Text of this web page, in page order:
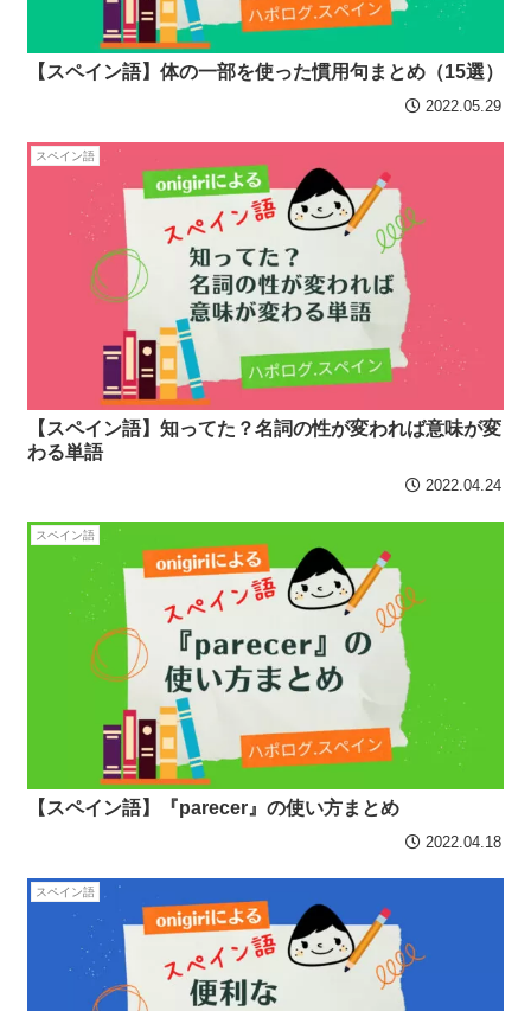
【スペイン語】体の一部を使った慣用句まとめ（15選）
2022.05.29
スペイン語
【スペイン語】知ってた？名詞の性が変われば意味が変
わる単語
2022.04.24
スペイン語
【スペイン語】『parecer』の使い方まとめ
2022.04.18
スペイン語